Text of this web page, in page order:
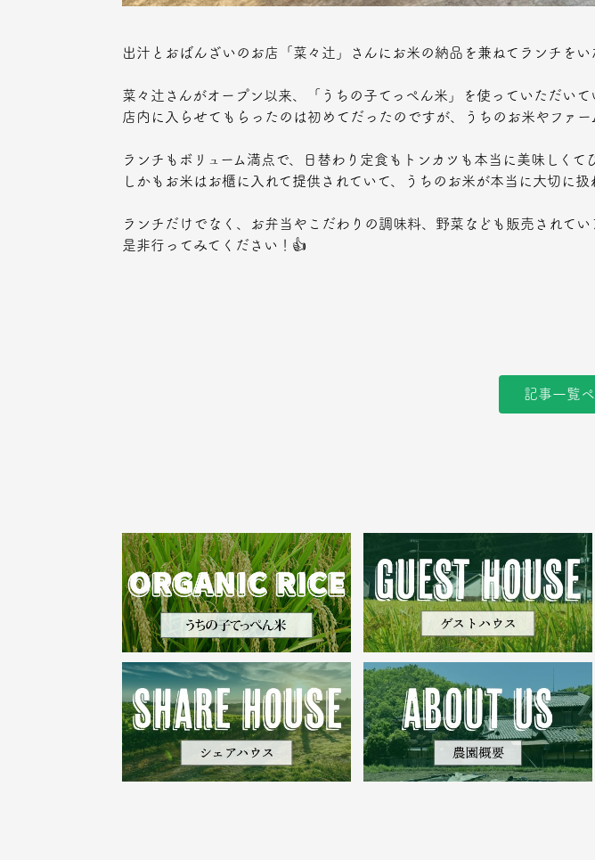
出汁とおばんざいのお店「菜々辻」さんにお米の納品を兼ねてランチをい
菜々辻さんがオープン以来、「うちの子てっぺん米」を使っていただいて
店内に入らせてもらったのは初めてだったのですが、うちのお米やファ
ランチもボリューム満点で、日替わり定食もトンカツも本当に美味しく
しかもお米はお櫃に入れて提供されていて、うちのお米が本当に大切に
ランチだけでなく、お弁当やこだわりの調味料、野菜なども販売されてい
是非行ってみてください！👍
記事一覧